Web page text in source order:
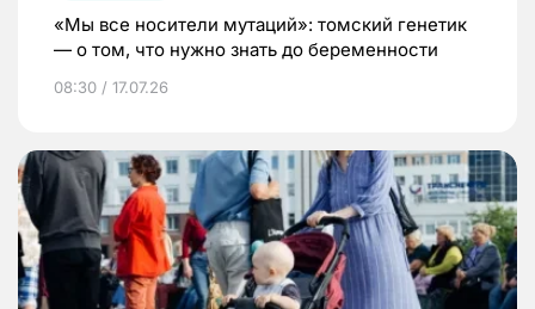
«Мы все носители мутаций»: томский генетик
— о том, что нужно знать до беременности
08:30 / 17.07.26